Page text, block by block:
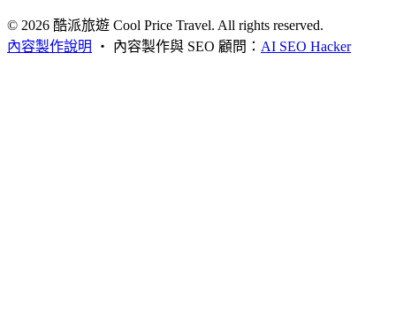
© 2026 酷派旅遊 Cool Price Travel. All rights reserved.
內容製作說明
・ 內容製作與 SEO 顧問： AI SEO Hacker